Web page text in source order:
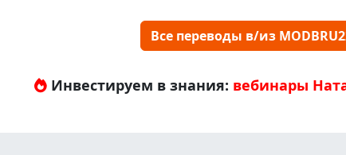
Все переводы в/из
Инвестируем в знания: вебинары